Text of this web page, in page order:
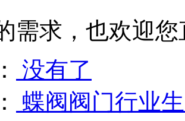
需求，也欢迎
没有了
蝶阀阀门行业